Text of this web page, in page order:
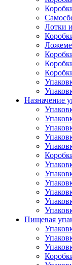
Лотки
Назначение
Пищевая